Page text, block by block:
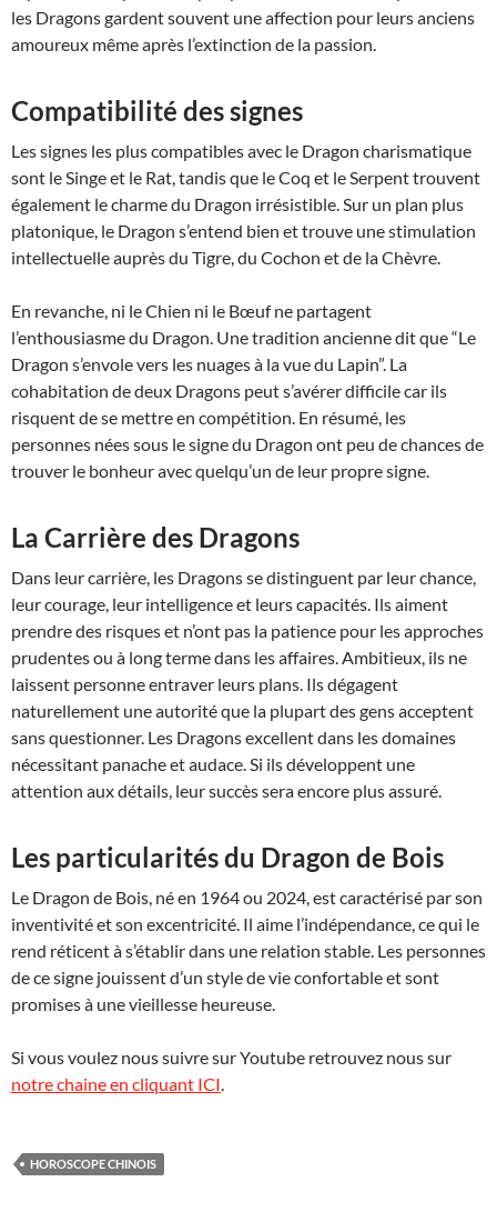
les Dragons gardent souvent une affection pour leurs anciens
amoureux même après l’extinction de la passion.
Compatibilité des signes
Les signes les plus compatibles avec le Dragon charismatique
sont le Singe et le Rat, tandis que le Coq et le Serpent trouvent
également le charme du Dragon irrésistible. Sur un plan plus
platonique, le Dragon s’entend bien et trouve une stimulation
intellectuelle auprès du Tigre, du Cochon et de la Chèvre.
En revanche, ni le Chien ni le Bœuf ne partagent
l’enthousiasme du Dragon. Une tradition ancienne dit que “Le
Dragon s’envole vers les nuages à la vue du Lapin”. La
cohabitation de deux Dragons peut s’avérer difficile car ils
risquent de se mettre en compétition. En résumé, les
personnes nées sous le signe du Dragon ont peu de chances de
trouver le bonheur avec quelqu’un de leur propre signe.
La Carrière des Dragons
Dans leur carrière, les Dragons se distinguent par leur chance,
leur courage, leur intelligence et leurs capacités. Ils aiment
prendre des risques et n’ont pas la patience pour les approches
prudentes ou à long terme dans les affaires. Ambitieux, ils ne
laissent personne entraver leurs plans. Ils dégagent
naturellement une autorité que la plupart des gens acceptent
sans questionner. Les Dragons excellent dans les domaines
nécessitant panache et audace. Si ils développent une
attention aux détails, leur succès sera encore plus assuré.
Les particularités du Dragon de Bois
Le Dragon de Bois, né en 1964 ou 2024, est caractérisé par son
inventivité et son excentricité. Il aime l’indépendance, ce qui le
rend réticent à s’établir dans une relation stable. Les personnes
de ce signe jouissent d’un style de vie confortable et sont
promises à une vieillesse heureuse.
Si vous voulez nous suivre sur Youtube retrouvez nous sur
notre chaine en cliquant ICI.
HOROSCOPE CHINOIS